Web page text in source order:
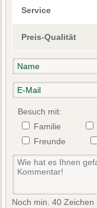
Service
Preis-Qualität
Besuch mit:
Familie
Freunde
Noch min. 40 Zeichen